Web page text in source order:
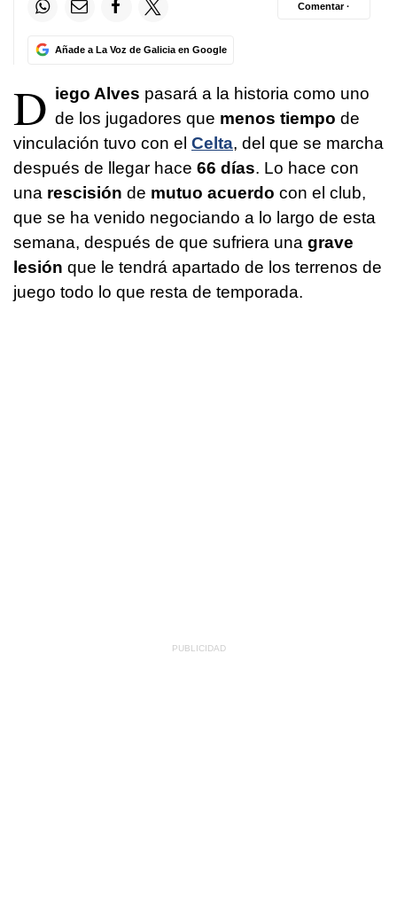
Añade a La Voz de Galicia en Google
Comentar ·
D iego Alves pasará a la historia como uno
de los jugadores que menos tiempo de
vinculación tuvo con el Celta, del que se marcha
después de llegar hace 66 días. Lo hace con
una rescisión de mutuo acuerdo con el club,
que se ha venido negociando a lo largo de esta
semana, después de que sufriera una grave
lesión que le tendrá apartado de los terrenos de
juego todo lo que resta de temporada.